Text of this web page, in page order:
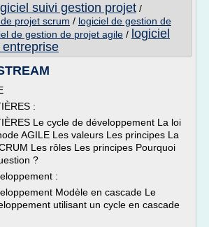
suivi gestion projet /
projet scrum / logiciel de gestion de
de gestion de projet agile / logiciel
:
Le cycle de développement La loi
AGILE Les valeurs Les principes La
Les rôles Les principes Pourquoi
?
:
Modèle en cascade Le
utilisant un cycle en cascade